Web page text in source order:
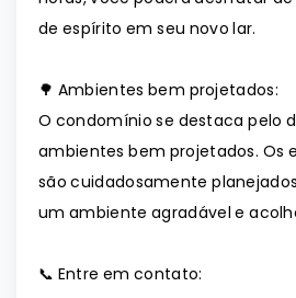
de espírito em seu novo lar.
🌳 Ambientes bem projetados:
O condomínio se destaca pelo
ambientes bem projetados. Os
são cuidadosamente
um ambiente agradável e
📞 Entre em contato: